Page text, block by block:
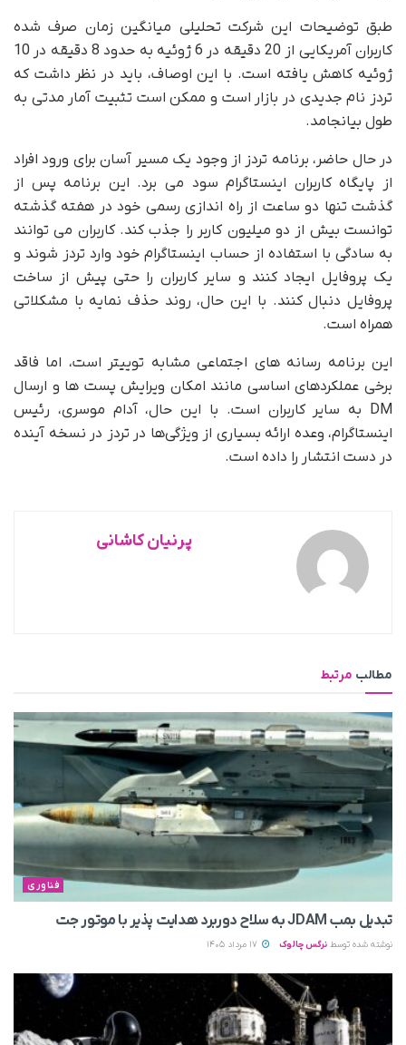
طبق توضیحات این شرکت تحلیلی میانگین زمان صرف شده
کاربران آمریکایی از 20 دقیقه در 6 ژوئیه به حدود 8 دقیقه در 10
ژوئیه کاهش یافته است. با این اوصاف، باید در نظر داشت که
تردز نام جدیدی در بازار است و ممکن است تثبیت آمار مدتی به
طول بیانجامد.
در حال حاضر، برنامه تردز از وجود یک مسیر آسان برای ورود افراد
از پایگاه کاربران اینستاگرام سود می برد. این برنامه پس از
گذشت تنها دو ساعت از راه اندازی رسمی خود در هفته گذشته
توانست بیش از دو میلیون کاربر را جذب کند. کاربران می توانند
به سادگی با استفاده از حساب اینستاگرام خود وارد تردز شوند و
یک پروفایل ایجاد کنند و سایر کاربران را حتی پیش از ساخت
پروفایل دنبال کنند. با این حال، روند حذف نمایه با مشکلاتی
همراه است.
این برنامه رسانه های اجتماعی مشابه توییتر است، اما فاقد
برخی عملکردهای اساسی مانند امکان ویرایش پست ها و ارسال
DM به سایر کاربران است. با این حال، آدام موسری، رئیس
اینستاگرام، وعده ارائه بسیاری از ویژگی‌ها در تردز در نسخه آینده
در دست انتشار را داده است.
پرنیان کاشانی
مطالب مرتبط
فناوری
تبدیل بمب JDAM به سلاح دوربرد هدایت پذیر با موتور جت
نوشته شده توسط نرگس چالوک